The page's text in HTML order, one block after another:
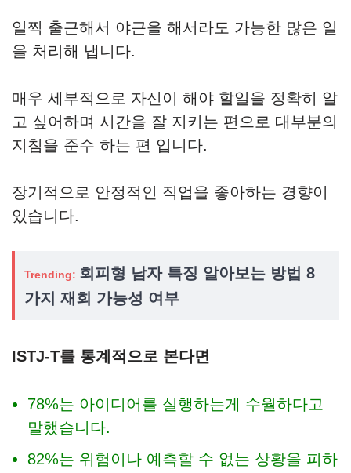
일찍 출근해서 야근을 해서라도 가능한 많은 일
을 처리해 냅니다.
매우 세부적으로 자신이 해야 할일을 정확히 알
고 싶어하며 시간을 잘 지키는 편으로 대부분의
지침을 준수 하는 편 입니다.
장기적으로 안정적인 직업을 좋아하는 경향이
있습니다.
Trending: 회피형 남자 특징 알아보는 방법 8
가지 재회 가능성 여부
ISTJ-T를 통계적으로 본다면
78%는 아이디어를 실행하는게 수월하다고
말했습니다.
82%는 위험이나 예측할 수 없는 상황을 피하